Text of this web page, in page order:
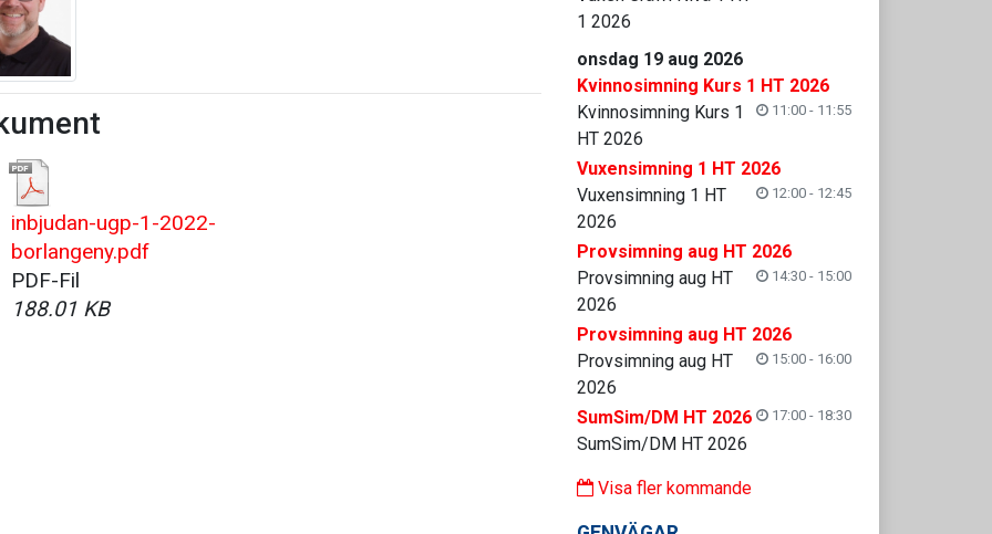
inbjudan-ugp-1-2022-
borlangeny.pdf
PDF-Fil
188.01 KB
1 2026
onsdag 19 aug 2026
Kvinnosimning Kurs 1 HT 2026
11:00 - 11:55
Kvinnosimning Kurs 1
HT 2026
Vuxensimning 1 HT 2026
12:00 - 12:45
Vuxensimning 1 HT
2026
Provsimning aug HT 2026
14:30 - 15:00
Provsimning aug HT
2026
Provsimning aug HT 2026
15:00 - 16:00
Provsimning aug HT
2026
SumSim/DM HT 2026
17:00 - 18:30
SumSim/DM HT 2026
Visa fler kommande